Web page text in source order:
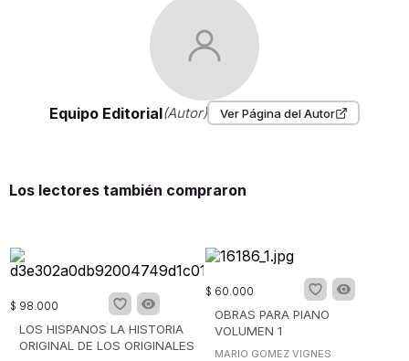
Equipo Editorial(Autor) Ver Página del Autor
Los lectores también compraron
$ 98.000
LOS HISPANOS LA HISTORIA
ORIGINAL DE LOS ORIGINALES
$ 60.000
OBRAS PARA PIANO
VOLUMEN 1
MARIO GOMEZ VIGNES